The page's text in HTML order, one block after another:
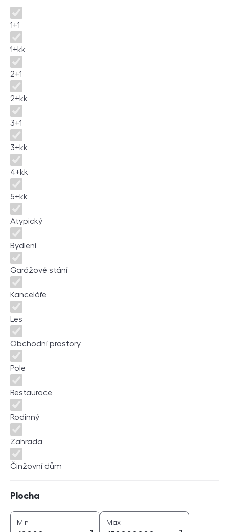
Dispozice
1+1
1+kk
2+1
2+kk
3+1
3+kk
4+kk
5+kk
Atypický
Bydlení
Garážové stání
Kanceláře
Les
Obchodní prostory
Pole
Restaurace
Rodinný
Zahrada
Činžovní dům
Plocha
Min Maxplocha (